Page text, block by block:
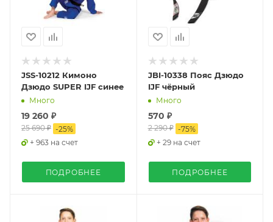
JSS-10212 Кимоно
Дзюдо SUPER IJF синее
Много
19 260 ₽
25 690 ₽ -25%
+ 963 на счет
ПОДРОБНЕЕ
JBI-10338 Пояс Дзюдо
IJF чёрный
Много
570 ₽
2 290 ₽ -75%
+ 29 на счет
ПОДРОБНЕЕ